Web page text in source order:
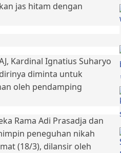
jas hitam dengan
Kardinal Ignatius Suharyo
diminta untuk
oleh pendamping
Rama Adi Prasadja dan
peneguhan nikah
(18/3), dilansir oleh